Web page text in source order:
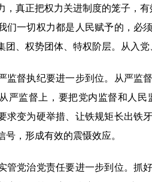
，真正把权力关进制度的笼子，
们一切权力都是人民赋予的，必
团、权势团体、特权阶层。从入
督执纪要进一步到位。从严监督
严监督上，要把党内监督和人
求变为硬举措、让铁规矩长出铁
号，形成有效的震慑效应。
党治党责任要进一步到位。抓好